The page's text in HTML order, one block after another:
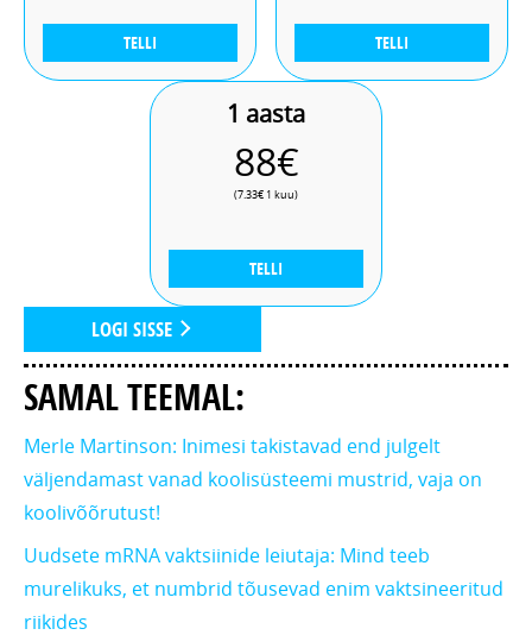
TELLI TELLI
1 aasta
88€
(7.33€ 1 kuu)
TELLI
LOGI SISSE
SAMAL TEEMAL:
Merle Martinson: Inimesi takistavad end julgelt
väljendamast vanad koolisüsteemi mustrid, vaja on
koolivõõrutust!
Uudsete mRNA vaktsiinide leiutaja: Mind teeb
murelikuks, et numbrid tõusevad enim vaktsineeritud
riikides